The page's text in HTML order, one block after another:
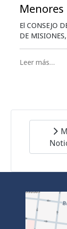
Menores
El CONSEJO
DE
Leer más…